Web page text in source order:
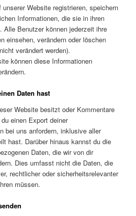
Website registrieren, speichern
Informationen, die sie in ihren
Alle Benutzer können jederzeit ihre
einsehen, verändern oder löschen
verändert werden).
können diese Informationen
Daten hast
Website besitzt oder Kommentare
einen Export deiner
bei uns anfordern, inklusive aller
hast. Darüber hinaus kannst du die
Daten, die wir von dir
Dies umfasst nicht die Daten, die
rechtlicher oder sicherheitsrelevanter
müssen.